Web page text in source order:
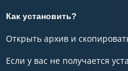
Как установить?
Открыть архив и
Если у вас не получается